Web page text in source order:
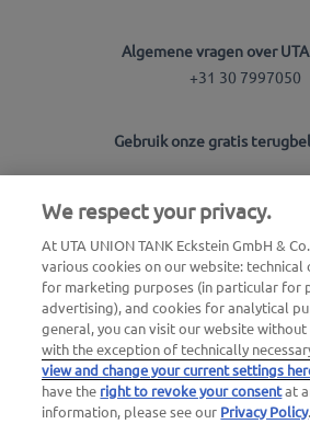
Algemene vragen over
+31 30 7997050
Gebruik onze gratis
UTA Stationsfinder
Inloggen voor klanten
Over UTA Edenred
We respect your privacy.
At UTA UNION TANK Eckstein GmbH &
various cookies on our website: technical
for marketing purposes (in particular for
advertising), and cookies for analytical
general, you can visit our website
with the exception of technically
view and change your current settings
have the right to revoke your consentat
information, please see our Privacy Policy.